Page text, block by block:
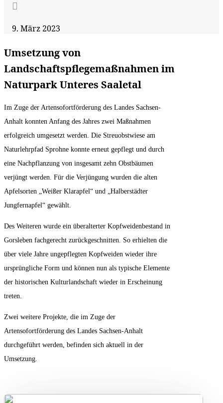

9. März 2023
Umsetzung von
Landschaftspflege­maßnahmen im
Naturpark Unteres Saaletal
Im Zuge der Artensofortförderung des Landes Sachsen-
Anhalt konnten Anfang des Jahres zwei Maßnahmen
erfolgreich umgesetzt werden. Die Streuobstwiese am
Naturlehrpfad Sprohne konnte erneut gepflegt und durch
eine Nachpflanzung von insgesamt zehn Obstbäumen
verjüngt werden. Für die Verjüngung wurden die alten
Apfelsorten „Weißer Klarapfel“ und „Halberstädter
Jungfernapfel“ gewählt.
Des Weiteren wurde ein überalterter Kopfweidenbestand in
Gorsleben fachgerecht zurückgeschnitten. So erhielten die
über viele Jahre ungepflegten Kopfweiden wieder ihre
ursprüngliche Form und können nun als typische Elemente
der historischen Kulturlandschaft wieder in Erscheinung
treten.
Zwei weitere Projekte, die im Zuge der
Artensofortförderung des Landes Sachsen-Anhalt
durchgeführt werden, befinden sich aktuell in der
Umsetzung.